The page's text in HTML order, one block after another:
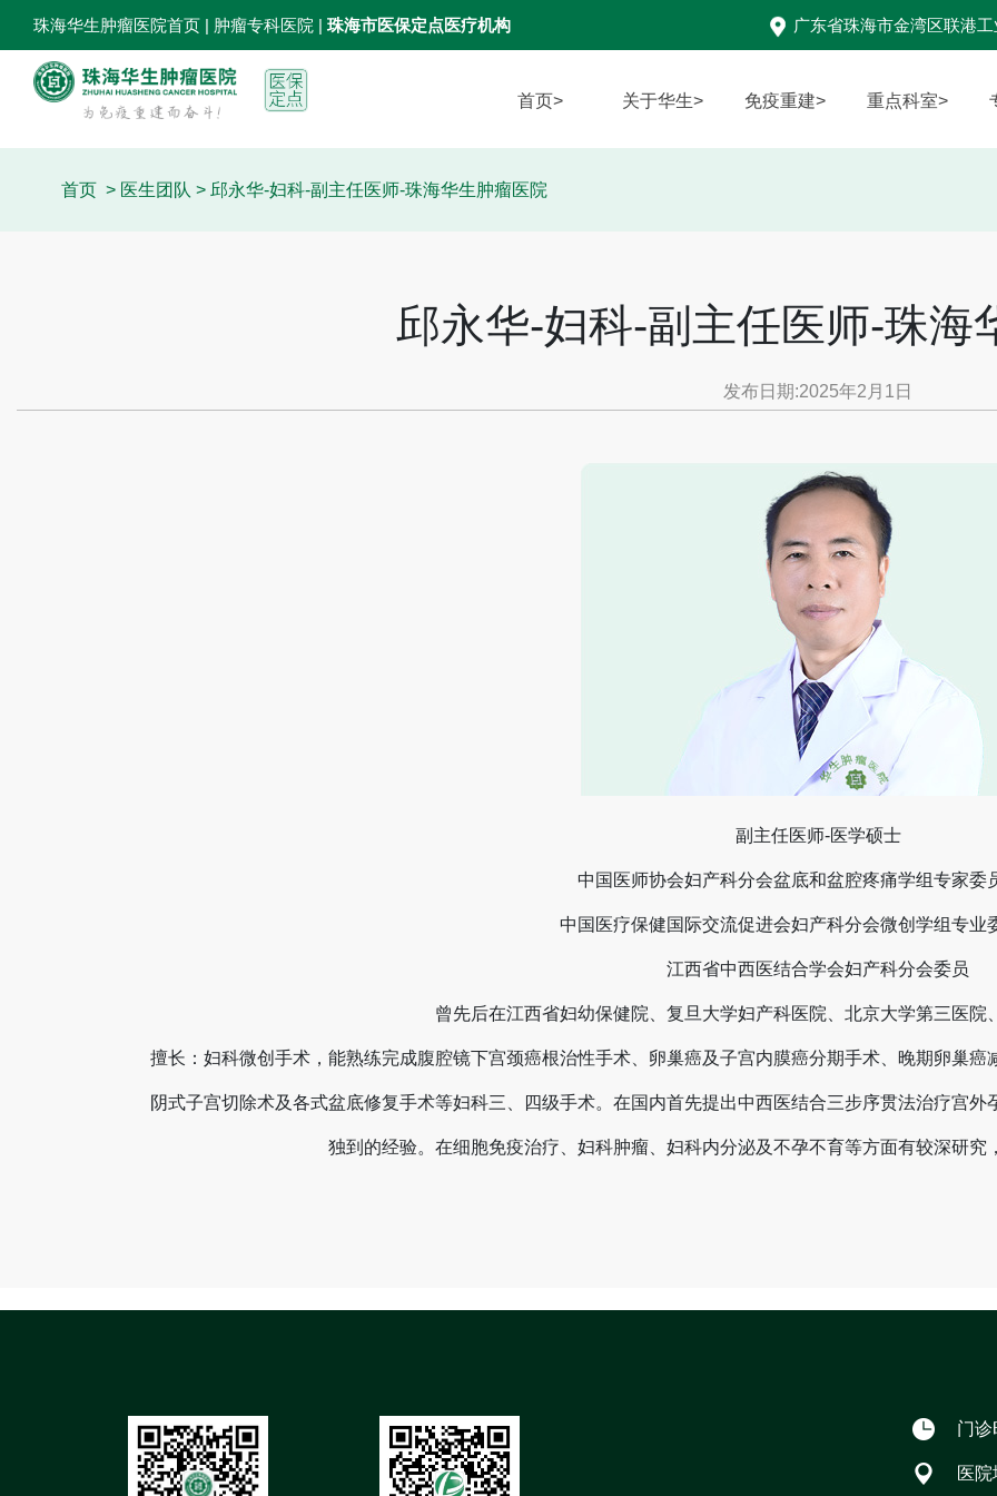
珠海华生肿瘤医院首页 | 肿瘤专科医院 | 珠海市医保定点医疗机构 广东省珠海市金湾区联港
首页> 关于华生> 免疫重建> 重点科室>
首页 > 医生团队 > 邱永华-妇科-副主任医师-珠海华生肿瘤医院
邱永华-妇科-副主任医师-珠海
发布日期:2025年2月1日
副主任医师-医学硕士
中国医师协会妇产科分会盆底和盆腔疼痛学组专家委
中国医疗保健国际交流促进会妇产科分会微创学组专业
江西省中西医结合学会妇产科分会委员
曾先后在江西省妇幼保健院、复旦大学妇产科医院、北京大学第三医院
擅长：妇科微创手术，能熟练完成腹腔镜下宫颈癌根治性手术、卵巢癌及子宫内膜癌分期手术、晚期卵巢癌
阴式子宫切除术及各式盆底修复手术等妇科三、四级手术。在国内首先提出中西医结合三步序贯法治疗宫
独到的经验。在细胞免疫治疗、妇科肿瘤、妇科内分泌及不孕不育等方面有较深研究
门诊
医